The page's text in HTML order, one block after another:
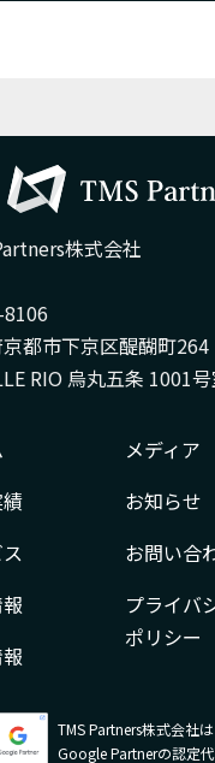
株式会社
8106
都市下京区醍醐町264
RIO 烏丸五条 1001
メディア
お知らせ
お問い合
プライバ
ポリシー
TMS Partners株式会社は
Google Partnerの認定